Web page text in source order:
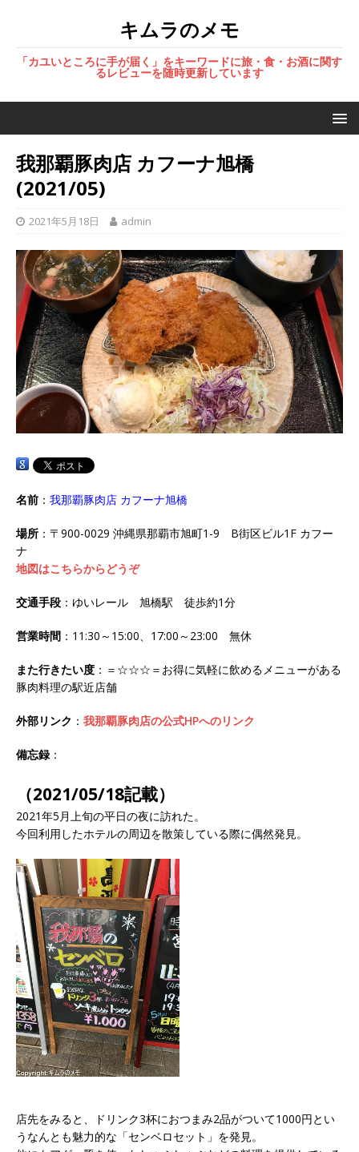
キムラのメモ
「カユいところに手が届く」をキーワードに旅・食・お酒に関す
るレビューを随時更新しています
我那覇豚肉店 カフーナ旭橋
(2021/05)
2021年5月18日 admin
名前 ： 我那覇豚肉店 カフーナ旭橋
場所 ：〒900-0029 沖縄県那覇市旭町1-9 B街区ビル1F カフー
ナ
地図はこちらからどうぞ
交通手段 ：ゆいレール 旭橋駅 徒歩約1分
営業時間 ：11:30～15:00、17:00～23:00 無休
また行きたい度 ：＝☆☆☆＝お得に気軽に飲めるメニューがある
豚肉料理の駅近店舗
外部リンク ： 我那覇豚肉店の公式HPへのリンク
備忘録 ：
（2021/05/18記載）
2021年5月上旬の平日の夜に訪れた。
今回利用したホテルの周辺を散策している際に偶然発見。
店先をみると、ドリンク3杯におつまみ2品がついて1000円とい
うなんとも魅力的な「センベロセット」を発見。